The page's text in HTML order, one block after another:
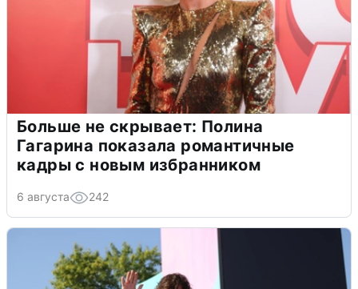
Больше не скрывает: Полина
Гагарина показала романтичные
кадры с новым избранником
6 августа 242